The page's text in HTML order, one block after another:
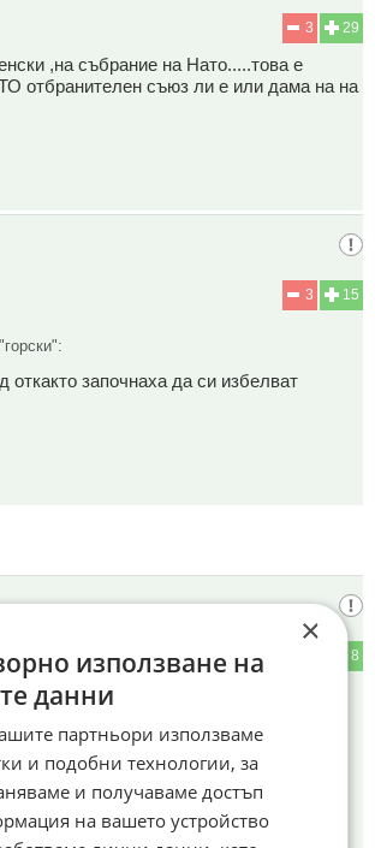
29
3
,на събрание на Нато.....това е
отбранителен съюз ли е или дама на на
15
3
откакто започнаха да си избелват
8
това прави натото, ЕС изпълнява
Без него не може нито да се открие,
каквото и да е важно заседание,без
членува ли някъде си или не. Никой не
или да му отказва Всички му се
е шефа на колективния запад. Урсула
секретарка, а Рюте като момче за
×
използване на
данни
партньори използваме
и подобни технологии, за
и получаваме достъп
на вашето устройство